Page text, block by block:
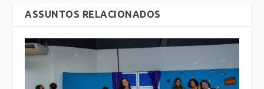
ASSUNTOS RELACIONADOS